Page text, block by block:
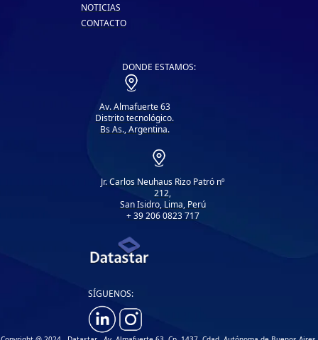
NOTICIAS
CONTACTO
DONDE ESTAMOS:
Av. Almafuerte 63
Distrito tecnológico.
Bs As., Argentina.
Jr. Carlos Neuhaus Rizo Patró nº
212,
San Isidro, Lima, Perú
+ 39 206 0823 717
SÍGUENOS: